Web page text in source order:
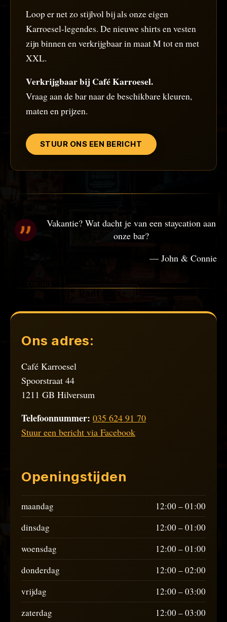
Loop er net zo stijlvol bij als onze eigen
Karroesel-legendes. De nieuwe shirts en vesten
zijn binnen en verkrijgbaar in maat M tot en met
XXL.
Verkrijgbaar bij Café Karroesel.
Vraag aan de bar naar de beschikbare kleuren,
maten en prijzen.
STUUR ONS EEN BERICHT
Vakantie? Wat dacht je van een staycation aan
onze bar?
— John & Connie
Ons adres:
Café Karroesel
Spoorstraat 44
1211 GB Hilversum
Telefoonnummer: 035 624 91 70
Stuur een bericht via Facebook
Openingstijden
maandag
12:00 – 01:00
dinsdag
12:00 – 01:00
woensdag
12:00 – 01:00
donderdag
12:00 – 02:00
vrijdag
12:00 – 03:00
zaterdag
12:00 – 03:00